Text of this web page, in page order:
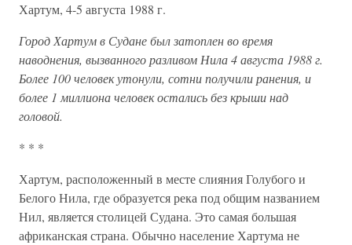
Хартум, 4-5 августа 1988 г.
Город Хартум в Судане был затоплен во время
наводнения, вызванного разливом Нила 4 августа 1988 г.
Более 100 человек утонули, сотни получили ранения, и
более 1 миллиона человек остались без крыши над
головой.
* * *
Хартум, расположенный в месте слияния Голубого и
Белого Нила, где образуется река под общим названием
Нил, является столицей Судана. Это самая большая
африканская страна. Обычно население Хартума не